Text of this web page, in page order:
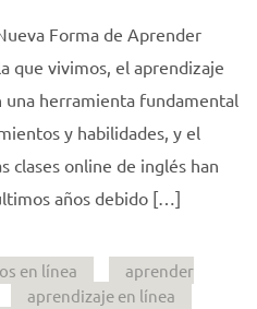
Forma de Aprender
que vivimos, el aprendizaje
una herramienta fundamental
y habilidades, y el
clases online de inglés han
años debido […]
en línea
aprender
aprendizaje en línea